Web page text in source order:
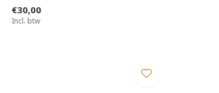
€30,00
Incl. btw